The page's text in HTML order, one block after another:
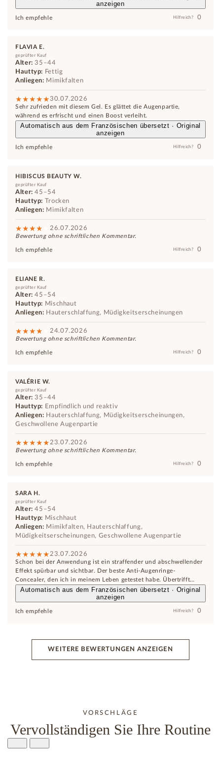
anzeigen
Ich empfehle Hilfreich? 0
FLAVIA E.
geprüfter Kauf
Alter: 35–44
Hauttyp: Fettig
Anliegen: Mimikfalten
30.07.2026
Sehr zufrieden mit diesem Gel. Es glättet die Augenpartie,
während es erfrischt und einen Boost verleiht.
Automatisch aus dem Französischen übersetzt · Original
anzeigen
Ich empfehle Hilfreich? 0
HIBISCUS BEAUTY W.
geprüfter Kauf
Alter: 45–54
Hauttyp: Trocken
Anliegen: Mimikfalten
26.07.2026
Bewertung ohne schriftlichen Kommentar.
Ich empfehle Hilfreich? 0
ELIANE R.
geprüfter Kauf
Alter: 45–54
Hauttyp: Mischhaut
Anliegen: Hauterschlaffung, Müdigkeitserscheinungen
24.07.2026
Bewertung ohne schriftlichen Kommentar.
Ich empfehle Hilfreich? 0
VALÉRIE W.
geprüfter Kauf
Alter: 35–44
Hauttyp: Empfindlich und reaktiv
Anliegen: Hauterschlaffung, Müdigkeitserscheinungen,
Geschwollene Augenpartie
23.07.2026
Bewertung ohne schriftlichen Kommentar.
Ich empfehle Hilfreich? 0
SARA H.
geprüfter Kauf
Alter: 45–54
Hauttyp: Mischhaut
Anliegen: Mimikfalten, Hauterschlaffung,
Müdigkeitserscheinungen, Geschwollene Augenpartie
23.07.2026
Schon bei der Anwendung ist ein straffender und abschwellender
Effekt spürbar und sichtbar. Der beste Anti-Augenringe-
Concealer, den ich in meinem Leben getestet habe. Übertrifft
Lancôme sowie YSL und Dior, die deutlich teurer sind... und
Automatisch aus dem Französischen übersetzt · Original
anzeigen
Ich empfehle Hilfreich? 0
WEITERE BEWERTUNGEN ANZEIGEN
VORSCHLÄGE
Vervollständigen Sie Ihre Routine